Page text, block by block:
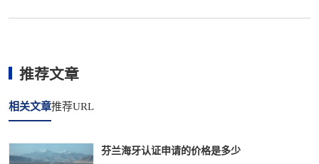
推荐文章
相关文章推荐URL
芬兰海牙认证申请的价格是多少